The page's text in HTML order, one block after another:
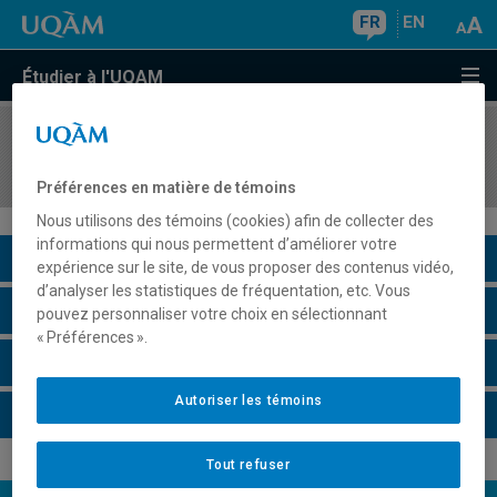
FR EN
Étudier à l'UQAM
COURS//
Description du cours
Horaire - Été 2026
Préférences en matière de témoins
Nous utilisons des témoins (cookies) afin de collecter des
informations qui nous permettent d’améliorer votre
expérience sur le site, de vous proposer des contenus vidéo,
d’analyser les statistiques de fréquentation, etc. Vous
pouvez personnaliser votre choix en sélectionnant
« Préférences ».
Tout refuser
Autoriser les témoins